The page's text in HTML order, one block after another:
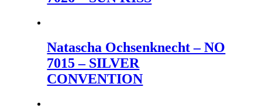
Natascha Ochsenknecht – NO
7015 – SILVER
CONVENTION